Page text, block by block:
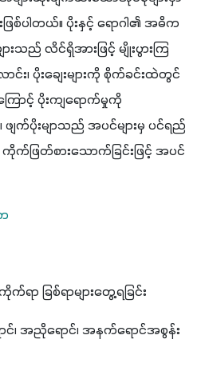
ြစ်ပါတယ်။ ပိုးနှင့် ရောဂါ၏ အဓိက
ားသည် လိင်ရှိအားဖြင့် မျိုးပွားကြ
း၊ ပိုးချေးများကို စိုက်ခင်းထဲတွင်
င့် ပိုးကျရောက်မှုကို
ပိုးမျာသည် အပင်များမှ ပင်ရည်
၊ ကိုက်ဖြတ်စားသောက်ခြင်းဖြင့် အပင်
ာ ခြစ်ရာများတွေ့ရခြင်း
င်၊ အညိုရောင်၊ အနက်ရောင်အစွန်း